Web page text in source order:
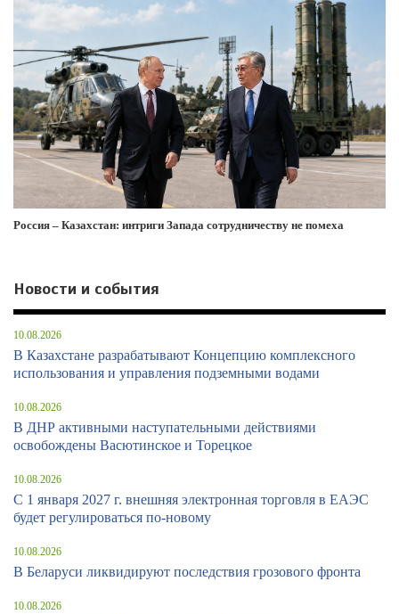
Россия – Казахстан: интриги Запада сотрудничеству не помеха
Новости и события
10.08.2026
В Казахстане разрабатывают Концепцию комплексного
использования и управления подземными водами
10.08.2026
В ДНР активными наступательными действиями
освобождены Васютинское и Торецкое
10.08.2026
С 1 января 2027 г. внешняя электронная торговля в ЕАЭС
будет регулироваться по-новому
10.08.2026
В Беларуси ликвидируют последствия грозового фронта
10.08.2026